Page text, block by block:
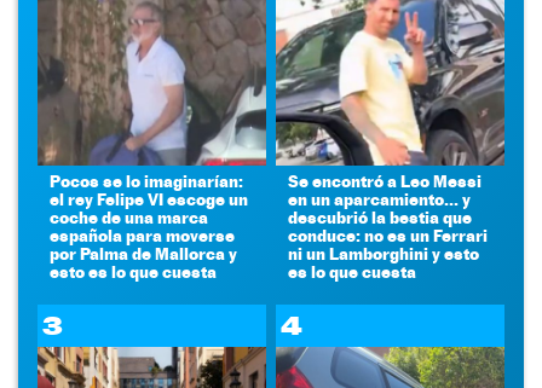
Pocos se lo imaginarían:
el rey Felipe VI escoge un
coche de una marca
española para moverse
por Palma de Mallorca y
esto es lo que cuesta
Se encontró a Leo Messi
en un aparcamiento... y
descubrió la bestia que
conduce: no es un Ferrari
ni un Lamborghini y esto
es lo que cuesta
3 4